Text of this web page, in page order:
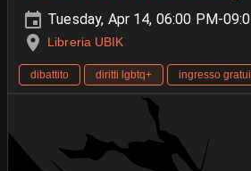
Tuesday, Apr 14, 06:00 PM-
Libreria UBIK
dibattito diritti lgbtq+ ingresso